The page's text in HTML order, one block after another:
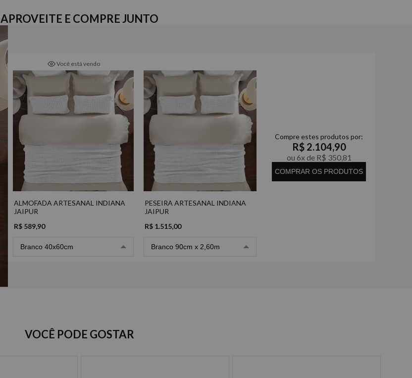
Opções de Parcelamento
100% Algodão
Naturalle
APROVEITE E COMPRE JUNTO
Você está vendo
ALMOFADA ARTESANAL INDIANA
JAIPUR
R$ 589,90
Branco 40x60cm
PESEIRA ARTESANAL INDIANA
JAIPUR
R$ 1.515,00
Branco 90cm x 2,60m
Compre estes produtos por:
R$ 2.104,90
ou 6x de R$ 350,81
COMPRAR OS PRODUTOS
VOCÊ PODE GOSTAR